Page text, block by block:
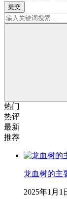
提交
热门
热评
最新
推荐
龙血树的主
2025年1月1